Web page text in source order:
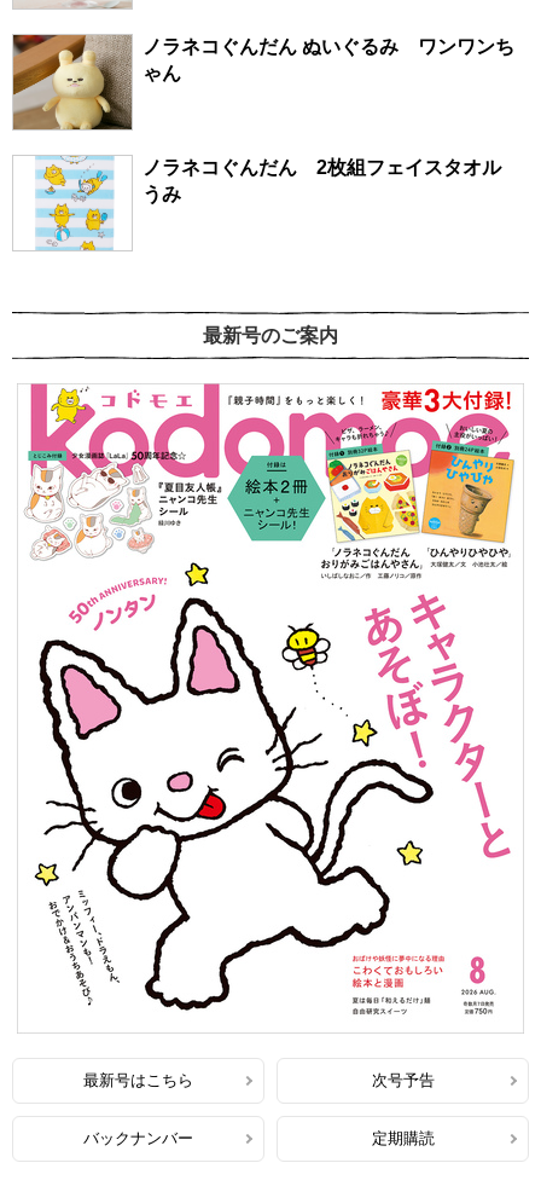
ノラネコぐんだん ぬいぐるみ ワンワンち
ゃん
ノラネコぐんだん 2枚組フェイスタオル
うみ
最新号のご案内
最新号はこちら 次号予告
バックナンバー 定期購読